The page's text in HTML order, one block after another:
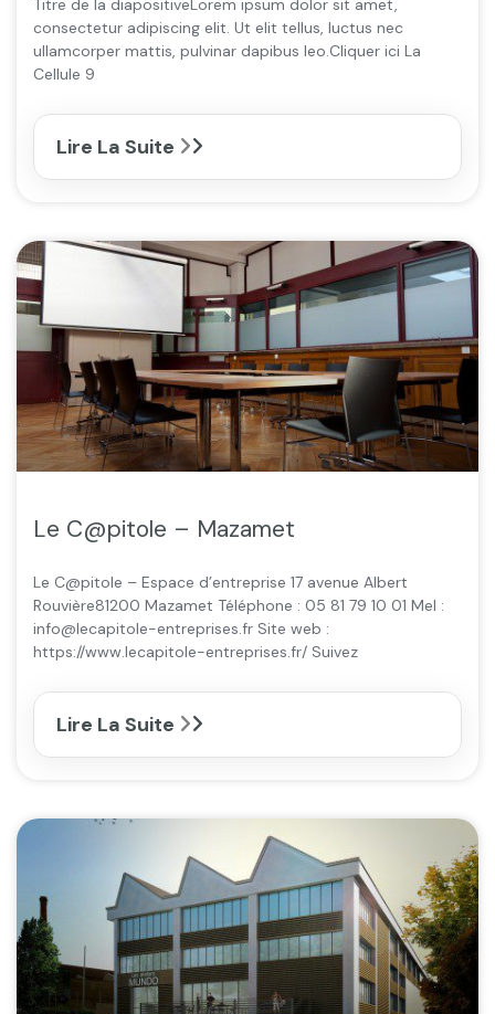
Titre de la diapositiveLorem ipsum dolor sit amet,
consectetur adipiscing elit. Ut elit tellus, luctus nec
ullamcorper mattis, pulvinar dapibus leo.Cliquer ici La
Cellule 9
Lire La Suite
Le C@pitole – Mazamet
Le C@pitole – Espace d’entreprise 17 avenue Albert
Rouvière81200 Mazamet Téléphone : 05 81 79 10 01 Mel :
info@lecapitole-entreprises.fr Site web :
https://www.lecapitole-entreprises.fr/ Suivez
Lire La Suite